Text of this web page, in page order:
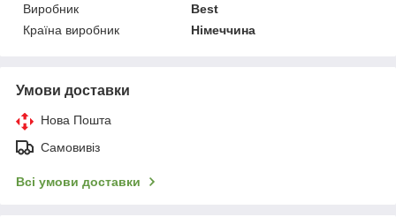
Виробник
Best
Країна виробник
Німеччина
Умови доставки
Нова Пошта
Самовивіз
Всі умови доставки